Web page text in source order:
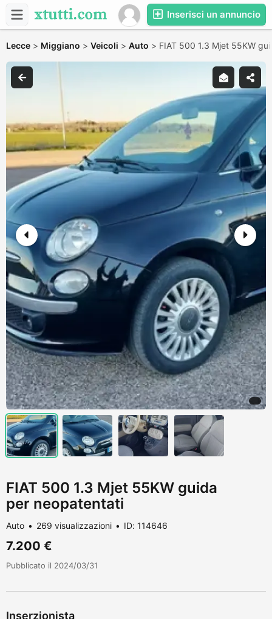
Inserisci un annuncio
Lecce > Miggiano > Veicoli > Auto > FIAT 500 1.3 Mjet 55KW
FIAT 500 1.3 Mjet 55KW guida
per neopatentati
Auto 269 visualizzazioni ID: 114646
7.200 €
Pubblicato il 2024/03/31
Inserzionista